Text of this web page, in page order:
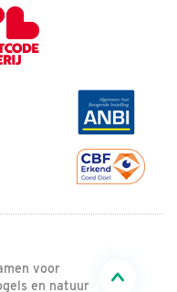
voor
en natuur